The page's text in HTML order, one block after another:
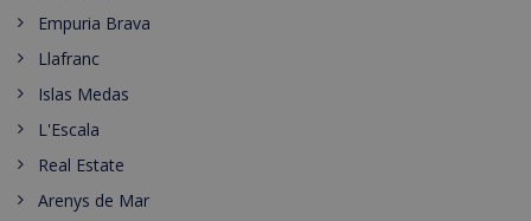
Empuria Brava
Llafranc
Islas Medas
L'Escala
Real Estate
Arenys de Mar